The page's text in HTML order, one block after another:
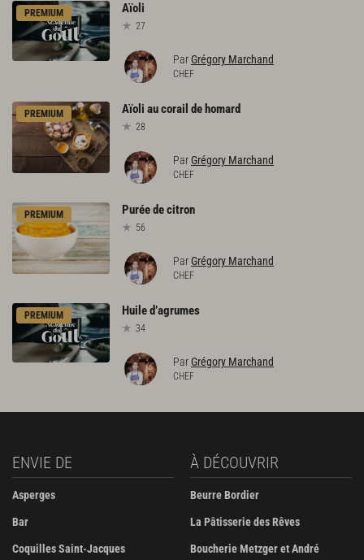
PREMIUM Aïoli
27
ParGrégory Marchand
CHEF
PREMIUM Aïoli aucorail de homard
28
ParGrégory Marchand
CHEF
PREMIUM Puréedecitron
56
ParGrégory Marchand
CHEF
PREMIUM Huiled’agrumes
34
ParGrégory Marchand
CHEF
ENVIE DE
Asperges
Bar
Coquilles Saint-Jacques
À DÉCOUVRIR
Beurre Bordier
La Pâtisserie des Rêves
Boucherie Metzger et André